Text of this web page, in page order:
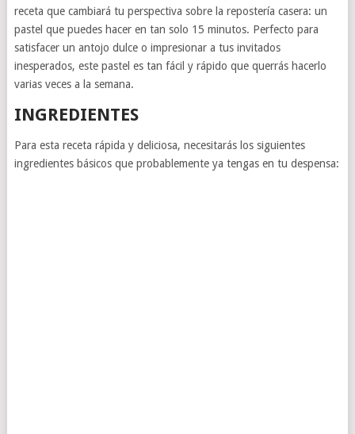
receta que cambiará tu perspectiva sobre la repostería casera: un
pastel que puedes hacer en tan solo 15 minutos. Perfecto para
satisfacer un antojo dulce o impresionar a tus invitados
inesperados, este pastel es tan fácil y rápido que querrás hacerlo
varias veces a la semana.
INGREDIENTES
Para esta receta rápida y deliciosa, necesitarás los siguientes
ingredientes básicos que probablemente ya tengas en tu despensa: